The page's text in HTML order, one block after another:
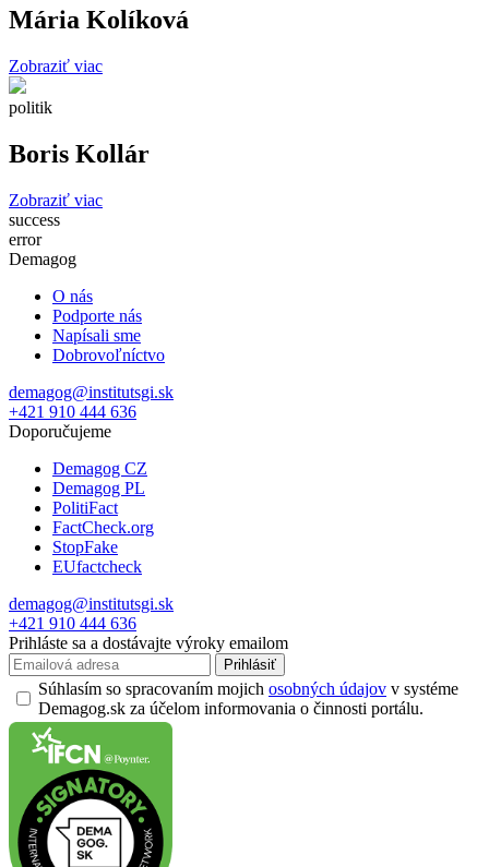
Mária Kolíková
Zobraziť viac
politik
Boris Kollár
Zobraziť viac
success
error
Demagog
O nás
Podporte nás
Napísali sme
Dobrovoľníctvo
demagog@institutsgi.sk
+421 910 444 636
Doporučujeme
Demagog CZ
Demagog PL
PolitiFact
FactCheck.org
StopFake
EUfactcheck
demagog@institutsgi.sk
+421 910 444 636
Prihláste sa a dostávajte výroky emailom
Prihlásiť
Súhlasím so spracovaním mojich osobných údajov v systéme
Demagog.sk za účelom informovania o činnosti portálu.